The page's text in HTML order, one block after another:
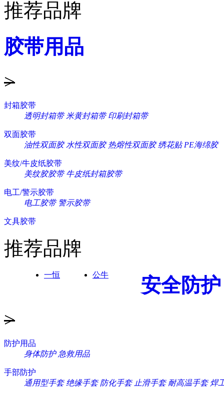
推荐品牌
胶带用品
>
封箱胶带
透明封箱带 米黄封箱带 印刷封箱带
双面胶带
油性双面胶 水性双面胶 热熔性双面胶 绣花贴 PE海绵胶
美纹/牛皮纸胶带
美纹胶胶带 牛皮纸封箱胶带
电工/警示胶带
电工胶带 警示胶带
文具胶带
推荐品牌
一恒 公牛 安全防护
>
防护用品
身体防护 急救用品
手部防护
通用型手套 绝缘手套 防化手套 止滑手套 耐高温手套 焊